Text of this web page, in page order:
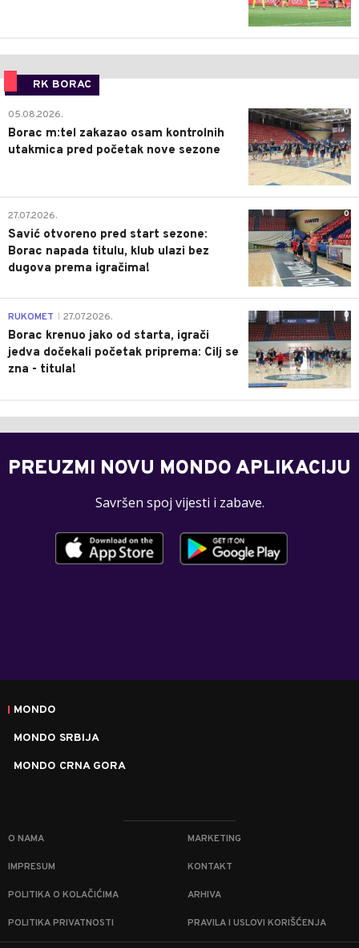
RK BORAC
0
05.08.2026.
Borac m:tel zakazao osam kontrolnih
utakmica pred početak nove sezone
0
27.07.2026.
Savić otvoreno pred start sezone:
Borac napada titulu, klub ulazi bez
dugova prema igračima!
0
RUKOMET 27.07.2026.
Borac krenuo jako od starta, igrači
jedva dočekali početak priprema: Cilj se
zna - titula!
PREUZMI NOVU MONDO APLIKACIJU
Savršen spoj vijesti i zabave.
MONDO
MONDO SRBIJA
MONDO CRNA GORA
O NAMA MARKETING
IMPRESUM KONTAKT
POLITIKA O KOLAČIĆIMA ARHIVA
POLITIKA PRIVATNOSTI PRAVILA I USLOVI KORIŠĆENJA